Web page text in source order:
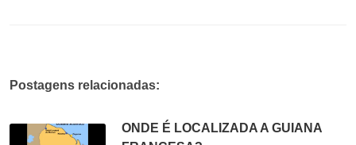
Postagens relacionadas:
ONDE É LOCALIZADA A GUIANA